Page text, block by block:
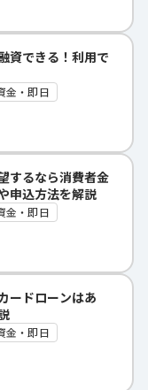
資できる！利用で
金・即日
するなら消費者金
申込方法を解説
金・即日
ードローンはあ
金・即日